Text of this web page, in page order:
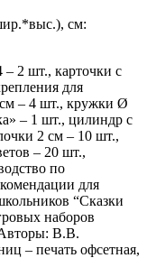
см:
2 шт., карточки с
для
– 4 шт., кружки Ø
– 1 шт., цилиндр с
2 см – 10 шт.,
– 20 шт.,
по
для
“Сказки
наборов
В.В.
– печать офсетная,